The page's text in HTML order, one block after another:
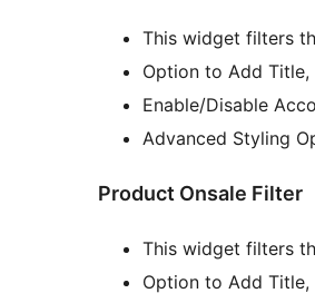
This widget filters
Option to Add Title,
Enable/Disable
Advanced Styling
Product Onsale Filter
This widget filters
Option to Add Title,